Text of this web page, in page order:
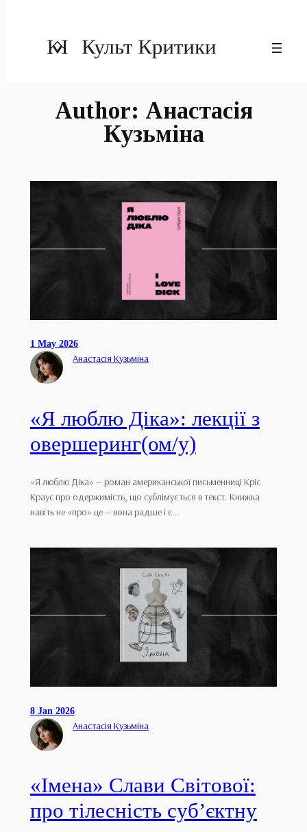
Author: Анастасія
Кузьміна
1 May 2026
Анастасія Кузьміна
«Я люблю Діка»: лекції з
овершеринг(ом/у)
«Я люблю Діка» — роман американської письменниці Кріс
Краус про одержимість, що сублімується в текст. Книжка
навіть не «про» це — вона радше і є…
8 Jan 2026
Анастасія Кузьміна
«Імена» Слави Світової:
про тілесність субʼєктну